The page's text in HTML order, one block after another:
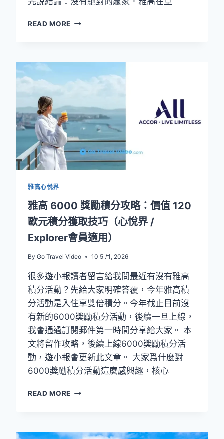
READ MORE
界
萬
旅
享
2026
對
高
員
工
真
測）
雅高心悦界
雅高 6000 獎勵積分攻略：價值 120
歐元積分獲取技巧（心悅界 /
Explorer會員適用）
By Go Travel Video 10 5 月, 2026
很多遊小報讀者留言給我問最近有沒有雅高
積分活動？先給大家明確答覆，今年雅高積
分活動是入住享雙倍積分。今年截止目前沒
有新的6000獎勵積分活動，後續一旦上線，
我會通過訂閱郵件第一時間分享給大家。 本
文將留作攻略，後續上線6000獎勵積分活
動，遊小報會更新此文章。 大家爲什麼對
6000獎勵積分活動這麼感興趣，核心
READ MORE
勵